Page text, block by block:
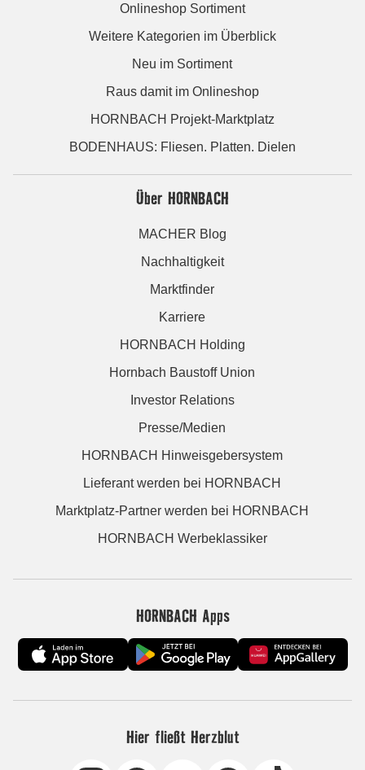
Onlineshop Sortiment
Weitere Kategorien im Überblick
Neu im Sortiment
Raus damit im Onlineshop
HORNBACH Projekt-Marktplatz
BODENHAUS: Fliesen. Platten. Dielen
Über HORNBACH
MACHER Blog
Nachhaltigkeit
Marktfinder
Karriere
HORNBACH Holding
Hornbach Baustoff Union
Investor Relations
Presse/Medien
HORNBACH Hinweisgebersystem
Lieferant werden bei HORNBACH
Marktplatz-Partner werden bei HORNBACH
HORNBACH Werbeklassiker
HORNBACH Apps
Hier fließt Herzblut